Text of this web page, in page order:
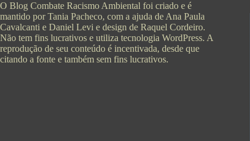
O Blog Combate Racismo Ambiental foi criado e é
mantido por Tania Pacheco, com a ajuda de Ana Paula
Cavalcanti e Daniel Levi e design de Raquel Cordeiro.
Não tem fins lucrativos e utiliza tecnologia WordPress. A
reprodução de seu conteúdo é incentivada, desde que
citando a fonte e também sem fins lucrativos.